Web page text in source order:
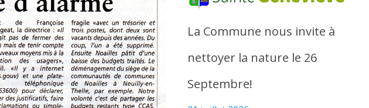
La Commune nous invite à
nettoyer la nature le 26
Septembre!